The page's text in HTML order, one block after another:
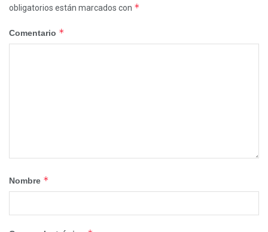
obligatorios están marcados con *
Comentario *
Nombre *